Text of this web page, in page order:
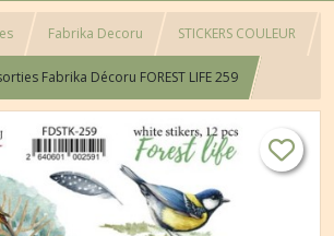
Fabrika Decoru STICKERS COULEUR
Fabrika Décoru FOREST LIFE 259